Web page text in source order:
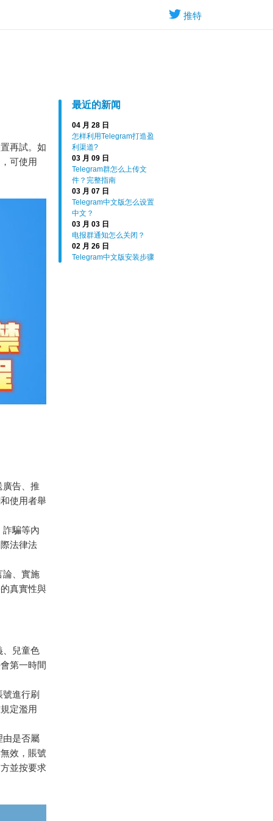
推特
最近的新闻
04 月 28 日
怎样利用Telegram打造盈
利渠道?
03 月 09 日
Telegram群怎么上传文
件？完整指南
03 月 07 日
Telegram中文版怎么设置
中文？
03 月 03 日
电报群通知怎么关闭？
02 月 26 日
Telegram中文版安装步骤
再試。如
可使用
廣告、推
使用者舉
詐騙等內
法律法
論、實施
真實性與
、兒童色
第一時間
進行刷
定濫用
由是否屬
效，賬號
並按要求